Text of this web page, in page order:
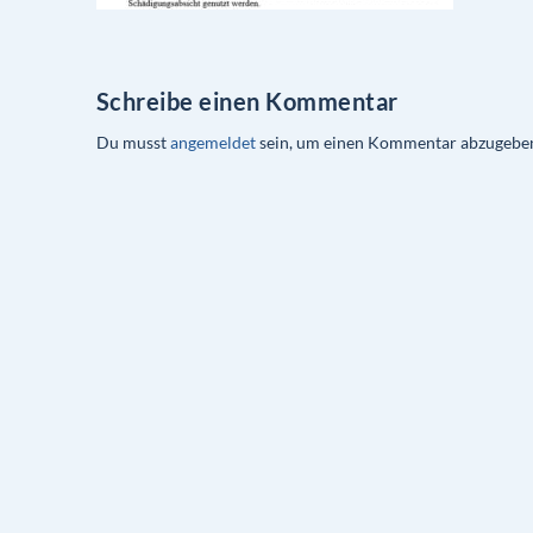
Schreibe einen Kommentar
Du musstangemeldetsein, um einen Kommentar